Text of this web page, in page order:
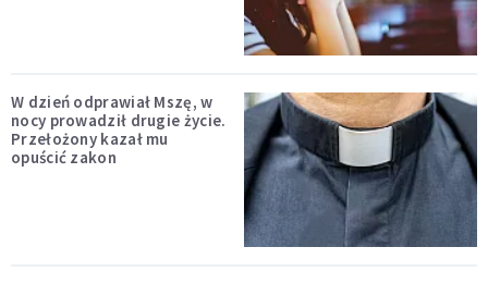
W dzień odprawiał Mszę, w
nocy prowadził drugie życie.
Przełożony kazał mu
opuścić zakon